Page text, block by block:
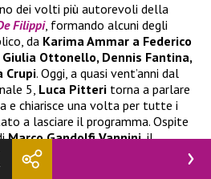
dei volti più autorevoli della
Filippi, formando alcuni degli
da Karima Ammar a Federico
Giulia Ottonello, Dennis Fantina,
Crupi. Oggi, a quasi vent’anni dal
5, Luca Pitteri torna a parlare
e chiarisce una volta per tutte i
a lasciare il programma. Ospite
Marco Gandolfi Vannini, il
che la sua uscita non fu una
ma una scelta maturata